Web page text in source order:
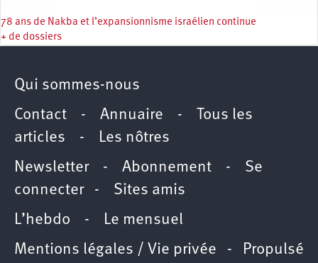
78 ans de Nakba et l’expansionnisme israélien continue
+ de dossiers
Qui sommes-nous
Contact - Annuaire -
Tous les
articles - Les nôtres
Newsletter- Abonnement - Se
connecter- Sites amis
L’hebdo - Le mensuel
Mentions légales / Vie privée - Propulsé